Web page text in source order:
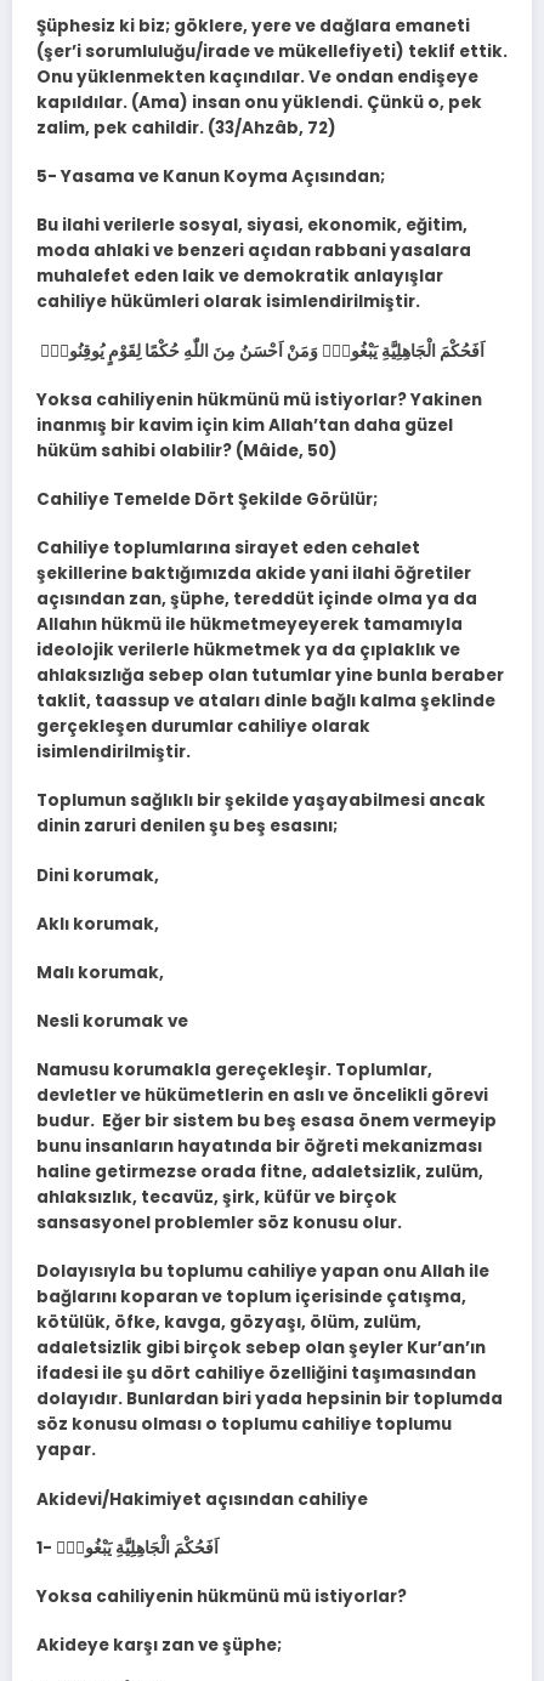
Şüphesiz ki biz; göklere, yere ve dağlara emaneti
(şer’i sorumluluğu/irade ve mükellefiyeti) teklif ettik.
Onu yüklenmekten kaçındılar. Ve ondan endişeye
kapıldılar. (Ama) insan onu yüklendi. Çünkü o, pek
zalim, pek cahildir. (33/Ahzâb, 72)
5- Yasama ve Kanun Koyma Açısından;
Bu ilahi verilerle sosyal, siyasi, ekonomik, eğitim,
moda ahlaki ve benzeri açıdan rabbani yasalara
muhalefet eden laik ve demokratik anlayışlar
cahiliye hükümleri olarak isimlendirilmiştir.
اَفَحُكْمَ الْجَاهِلِيَّةِ يَبْغُونَۜ وَمَنْ اَحْسَنُ مِنَ اللّٰهِ حُكْمًا لِقَوْمٍ يُوقِنُونَ۟
Yoksa cahiliyenin hükmünü mü istiyorlar? Yakinen
inanmış bir kavim için kim Allah’tan daha güzel
hüküm sahibi olabilir? (Mâide, 50)
Cahiliye Temelde Dört Şekilde Görülür;
Cahiliye toplumlarına sirayet eden cehalet
şekillerine baktığımızda akide yani ilahi öğretiler
açısından zan, şüphe, tereddüt içinde olma ya da
Allahın hükmü ile hükmetmeyeyerek tamamıyla
ideolojik verilerle hükmetmek ya da çıplaklık ve
ahlaksızlığa sebep olan tutumlar yine bunla beraber
taklit, taassup ve ataları dinle bağlı kalma şeklinde
gerçekleşen durumlar cahiliye olarak
isimlendirilmiştir.
Toplumun sağlıklı bir şekilde yaşayabilmesi ancak
dinin zaruri denilen şu beş esasını;
Dini korumak,
Aklı korumak,
Malı korumak,
Nesli korumak ve
Namusu korumakla gereçekleşir. Toplumlar,
devletler ve hükümetlerin en aslı ve öncelikli görevi
budur. Eğer bir sistem bu beş esasa önem vermeyip
bunu insanların hayatında bir öğreti mekanizması
haline getirmezse orada fitne, adaletsizlik, zulüm,
ahlaksızlık, tecavüz, şirk, küfür ve birçok
sansasyonel problemler söz konusu olur.
Dolayısıyla bu toplumu cahiliye yapan onu Allah ile
bağlarını koparan ve toplum içerisinde çatışma,
kötülük, öfke, kavga, gözyaşı, ölüm, zulüm,
adaletsizlik gibi birçok sebep olan şeyler Kur’an’ın
ifadesi ile şu dört cahiliye özelliğini taşımasından
dolayıdır. Bunlardan biri yada hepsinin bir toplumda
söz konusu olması o toplumu cahiliye toplumu
yapar.
Akidevi/Hakimiyet açısından cahiliye
1- اَفَحُكْمَ الْجَاهِلِيَّةِ يَبْغُونَۜ
Yoksa cahiliyenin hükmünü mü istiyorlar?
Akideye karşı zan ve şüphe;